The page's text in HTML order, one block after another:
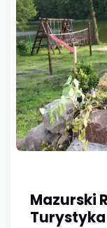
Mazurski
Turystyka